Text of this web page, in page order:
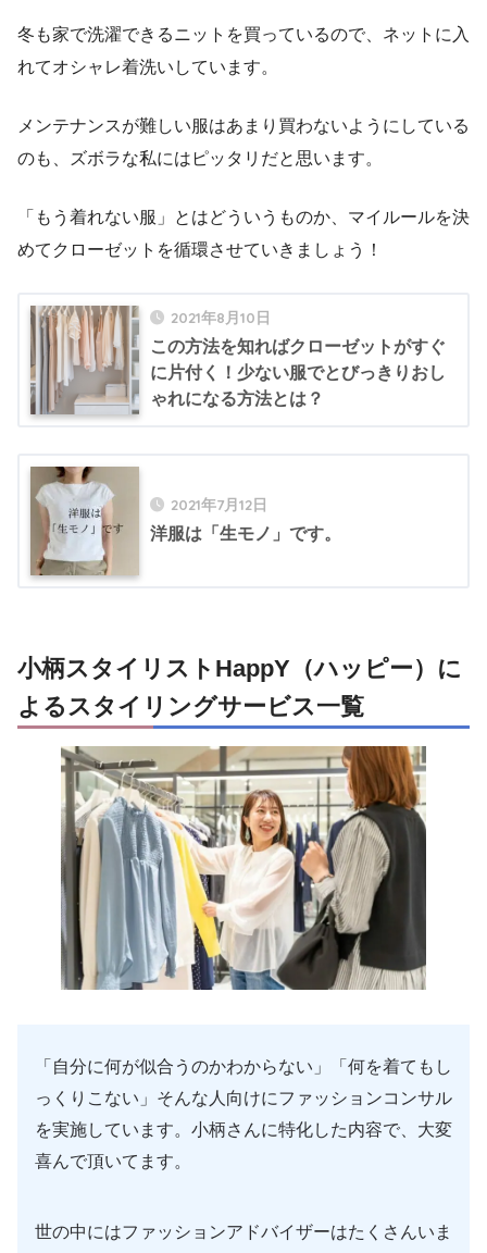
冬も家で洗濯できるニットを買っているので、ネットに入
れてオシャレ着洗いしています。
メンテナンスが難しい服はあまり買わないようにしている
のも、ズボラな私にはピッタリだと思います。
「もう着れない服」とはどういうものか、マイルールを決
めてクローゼットを循環させていきましょう！
2021年8月10日
この方法を知ればクローゼットがすぐ
に片付く！少ない服でとびっきりおし
ゃれになる方法とは？
2021年7月12日
洋服は「生モノ」です。
小柄スタイリストHappY（ハッピー）に
よるスタイリングサービス一覧
「自分に何が似合うのかわからない」「何を着てもし
っくりこない」そんな人向けにファッションコンサル
を実施しています。小柄さんに特化した内容で、大変
喜んで頂いてます。
世の中にはファッションアドバイザーはたくさんいま